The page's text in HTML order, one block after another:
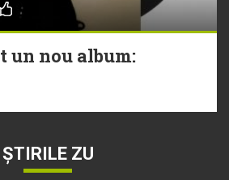
un nou album:
ȘTIRILE ZU